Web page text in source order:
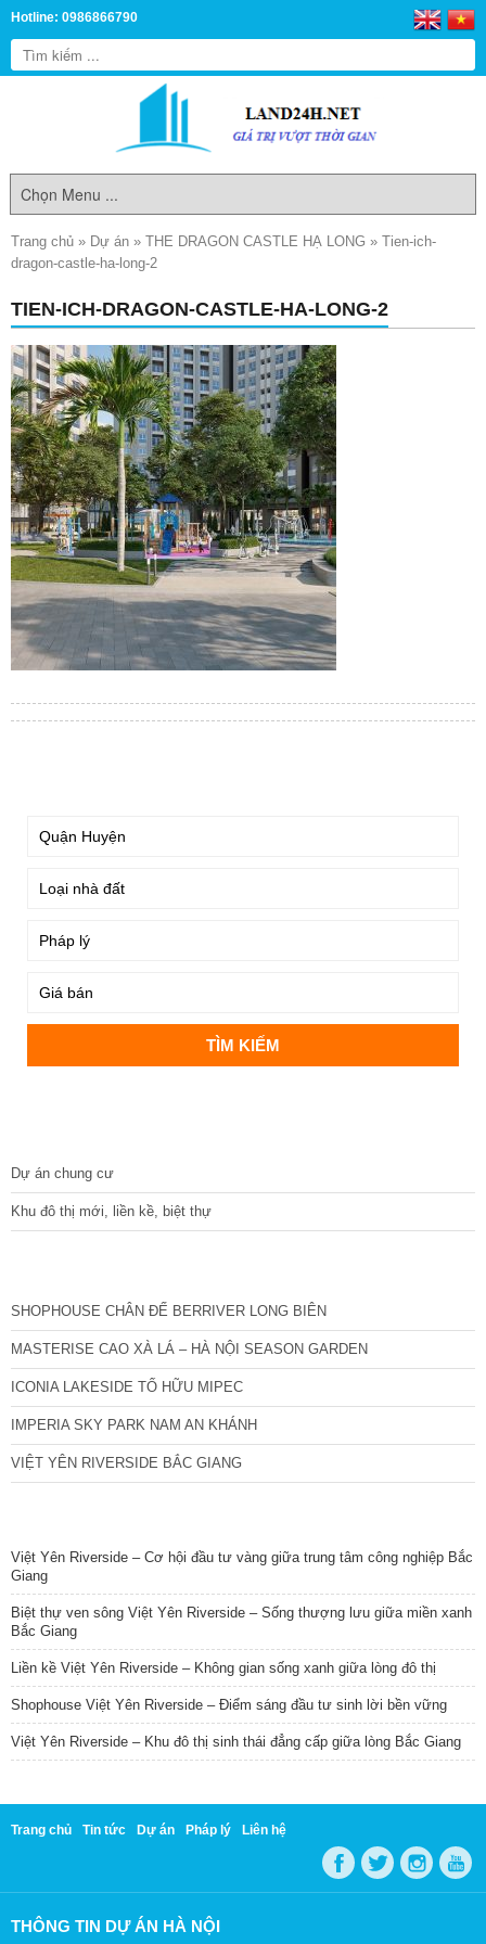
Hotline: 0986866790
Trang chủ » Dự án » THE DRAGON CASTLE HẠ LONG » Tien-ich-
dragon-castle-ha-long-2
TIEN-ICH-DRAGON-CASTLE-HA-LONG-2
Dự án chung cư
Khu đô thị mới, liền kề, biệt thự
SHOPHOUSE CHÂN ĐẾ BERRIVER LONG BIÊN
MASTERISE CAO XÀ LÁ – HÀ NỘI SEASON GARDEN
ICONIA LAKESIDE TỐ HỮU MIPEC
IMPERIA SKY PARK NAM AN KHÁNH
VIỆT YÊN RIVERSIDE BẮC GIANG
Việt Yên Riverside – Cơ hội đầu tư vàng giữa trung tâm công nghiệp Bắc
Giang
Biệt thự ven sông Việt Yên Riverside – Sống thượng lưu giữa miền xanh
Bắc Giang
Liền kề Việt Yên Riverside – Không gian sống xanh giữa lòng đô thị
Shophouse Việt Yên Riverside – Điểm sáng đầu tư sinh lời bền vững
Việt Yên Riverside – Khu đô thị sinh thái đẳng cấp giữa lòng Bắc Giang
Trang chủ Tin tức Dự án Pháp lý Liên hệ
THÔNG TIN DỰ ÁN HÀ NỘI